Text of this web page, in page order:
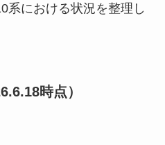
系における状況を整理し
時点）